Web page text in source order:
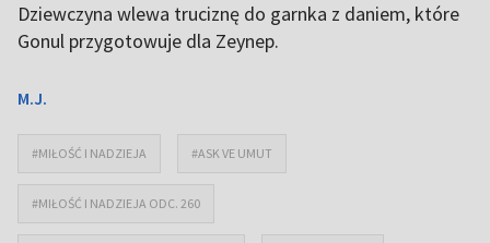
Dziewczyna wlewa truciznę do garnka z daniem, które
Gonul przygotowuje dla Zeynep.
M.J.
#MIŁOŚĆ I NADZIEJA #ASK VE UMUT
#MIŁOŚĆ I NADZIEJA ODC. 260